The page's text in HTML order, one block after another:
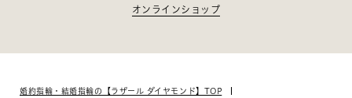
オンラインショップ
婚約指輪・結婚指輪の【ラザール ダイヤモンド】TOP